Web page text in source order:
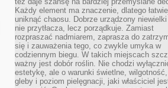
Każdy element ma znaczenie, dlatego
uniknąć chaosu. Dobrze urządzony niewielki
nie przytłacza, lecz porządkuje. Zamiast
rozpraszać nadmiarem, zaprasza do
się i zauważenia tego, co zwykle umyka w
codziennym biegu. W takich miejscach
ważny jest dobór roślin. Nie chodzi
estetykę, ale o warunki świetlne,
gleby i poziom pielęgnacji, jaki właściciel